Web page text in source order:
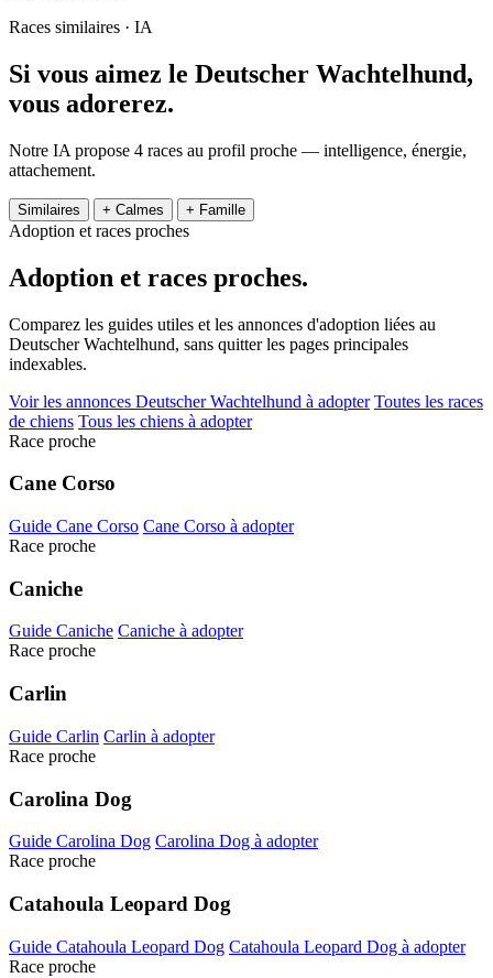
Races similaires · IA
Si vous aimez le Deutscher Wachtelhund,
vous adorerez.
Notre IA propose 4 races au profil proche — intelligence, énergie,
attachement.
Similaires + Calmes + Famille
Adoption et races proches
Adoption et races proches.
Comparez les guides utiles et les annonces d'adoption liées au
Deutscher Wachtelhund, sans quitter les pages principales
indexables.
Voir les annonces Deutscher Wachtelhund à adopter Toutes les races
de chiens Tous les chiens à adopter
Race proche
Cane Corso
Guide Cane Corso Cane Corso à adopter
Race proche
Caniche
Guide Caniche Caniche à adopter
Race proche
Carlin
Guide Carlin Carlin à adopter
Race proche
Carolina Dog
Guide Carolina Dog Carolina Dog à adopter
Race proche
Catahoula Leopard Dog
Guide Catahoula Leopard Dog Catahoula Leopard Dog à adopter
Race proche